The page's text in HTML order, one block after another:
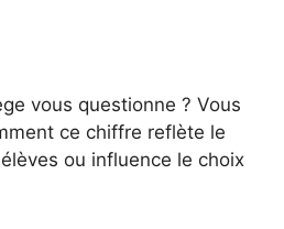
vous questionne ? Vous
ce chiffre reflète le
ou influence le choix